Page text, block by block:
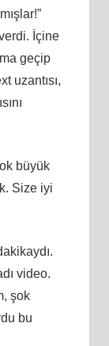
İçine
geçip
uzantısı,
büyük
Size iyi
video.
şok
bu